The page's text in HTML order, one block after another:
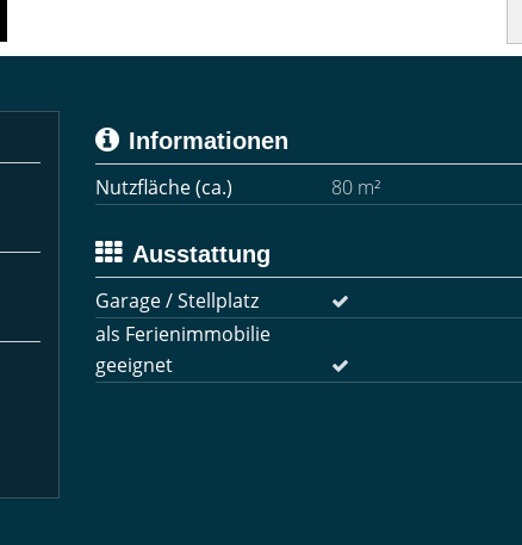
Informationen
Nutzfläche (ca.)
80 m²
Ausstattung
Garage / Stellplatz
als Ferienimmobilie
geeignet